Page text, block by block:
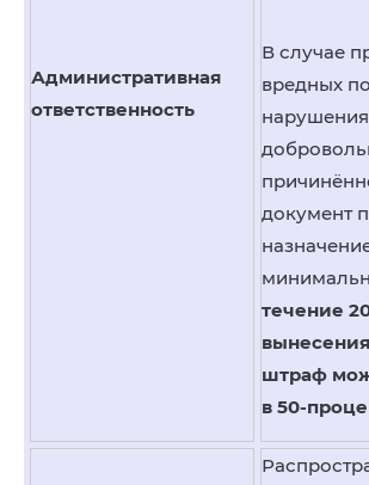
Административная
ответственность
В случае
вредных
документ
течение
штраф
в 50-